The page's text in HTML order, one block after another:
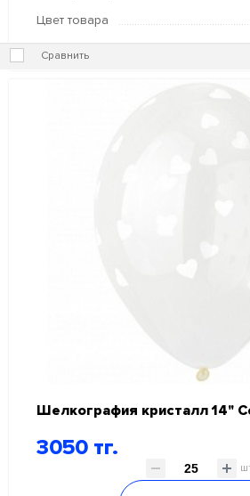
Цвет товара
Сравнить
Шелкография кристалл 14"
3050 тг.